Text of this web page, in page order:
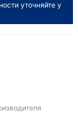
уточняйте у